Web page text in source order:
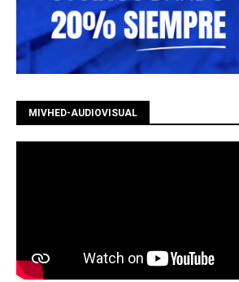
MIVHED-AUDIOVISUAL